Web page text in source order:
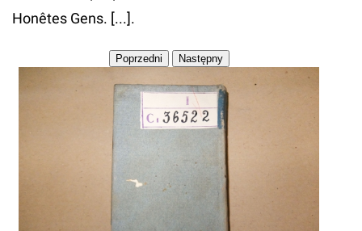
Honêtes Gens. [...].